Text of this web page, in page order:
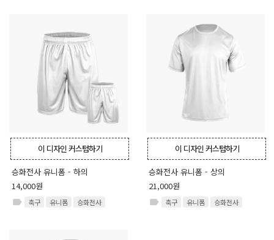
이 디자인 커스텀하기
승화전사 유니폼 - 하의
14,000원
label 축구 유니폼 승화전사
이 디자인 커스텀하기
승화전사 유니폼 - 상의
21,000원
label 축구 유니폼 승화전사